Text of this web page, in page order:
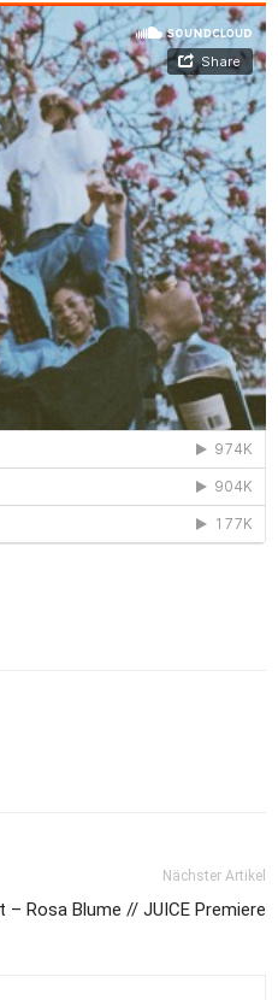
Nächster Artikel
– Rosa Blume // JUICE Premiere